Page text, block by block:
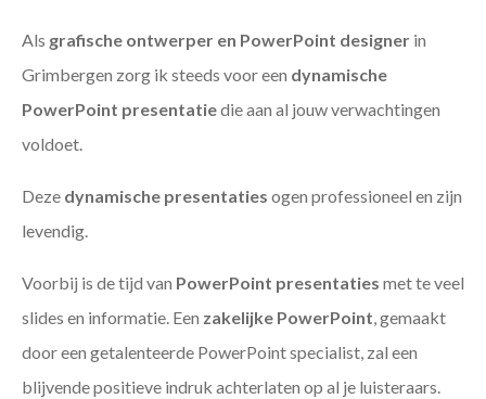
Als grafische ontwerper en PowerPoint designer in
Grimbergen zorg ik steeds voor een dynamische
PowerPoint presentatiedie aan al jouw verwachtingen
voldoet.
Deze dynamische presentaties ogen professioneel en zijn
levendig.
Voorbij is de tijd van PowerPoint presentaties met te veel
slides en informatie. Een zakelijke PowerPoint, gemaakt
door een getalenteerde PowerPoint specialist, zal een
blijvende positieve indruk achterlaten op al je luisteraars.